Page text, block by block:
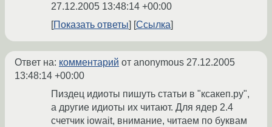
27.12.2005 13:48:14 +00:00
Показать ответы
Ссылка
Ответ на: комментарий от anonymous 27.12.2005
13:48:14 +00:00
Пиздец идиоты пишуть статьи в "ксакеп.ру",
а другие идиоты их читают. Для ядер 2.4
счетчик iowait, внимание, читаем по буквам